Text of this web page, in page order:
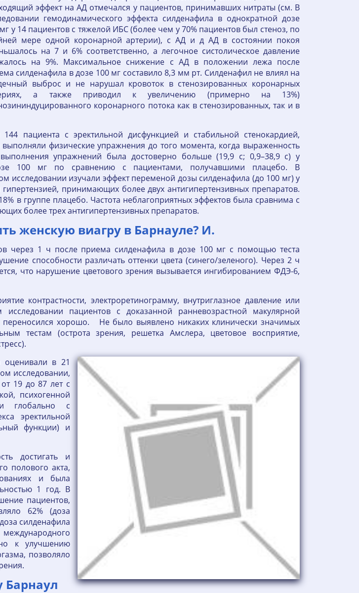
эффект на АД отмечался у пациентов, принимавших нитраты (см. В
гемодинамического эффекта силденафила в однократной дозе
у 14 пациентов с тяжелой ИБС (более чем у 70% пациентов был стеноз, по
мере одной коронарной артерии), с АД и д АД в состоянии покоя
на 7 и 6% соответственно, а легочное систолическое давление
на 9%. Максимальное снижение с АД в положении лежа после
силденафила в дозе 100 мг составило 8,3 мм рт. Силденафил не влиял на
выброс и не нарушал кровоток в стенозированных коронарных
а также приводил к увеличению (примерно на 13%)
коронарного потока как в стенозированных, так и в
пациента с эректильной дисфункцией и стабильной стенокардией,
физические упражнения до того момента, когда выраженность
упражнений была достоверно больше (19,9 с; 0,9–38,9 с) у
100 мг по сравнению с пациентами, получавшими плацебо. В
изучали эффект переменой дозы силденафила (до 100 мг) у
принимающих более двух антигипертензивных препаратов.
в группе плацебо. Частота неблагоприятных эффектов была сравнима с
более трех антигипертензивных препаратов.
женскую виагру в Барнауле? И.
через 1 ч после приема силденафила в дозе 100 мг с помощью теста
способности различать оттенки цвета (синего/зеленого). Через 2 ч
что нарушение цветового зрения вызывается ингибированием ФДЭ-6,
контрастности, электроретинограмму, внутриглазное давление или
пациентов с доказанной ранневозрастной макулярной
переносился хорошо. Не было выявлено никаких клинически значимых
тестам (острота зрения, решетка Амслера, цветовое восприятие,
оценивали в 21
исследовании,
19 до 87 лет с
психогенной
глобально с
эректильной
функции) и
достигать и
полового акта,
и была
1 год. В
пациентов,
62% (доза
силденафила
к улучшению
позволяло
Барнаул